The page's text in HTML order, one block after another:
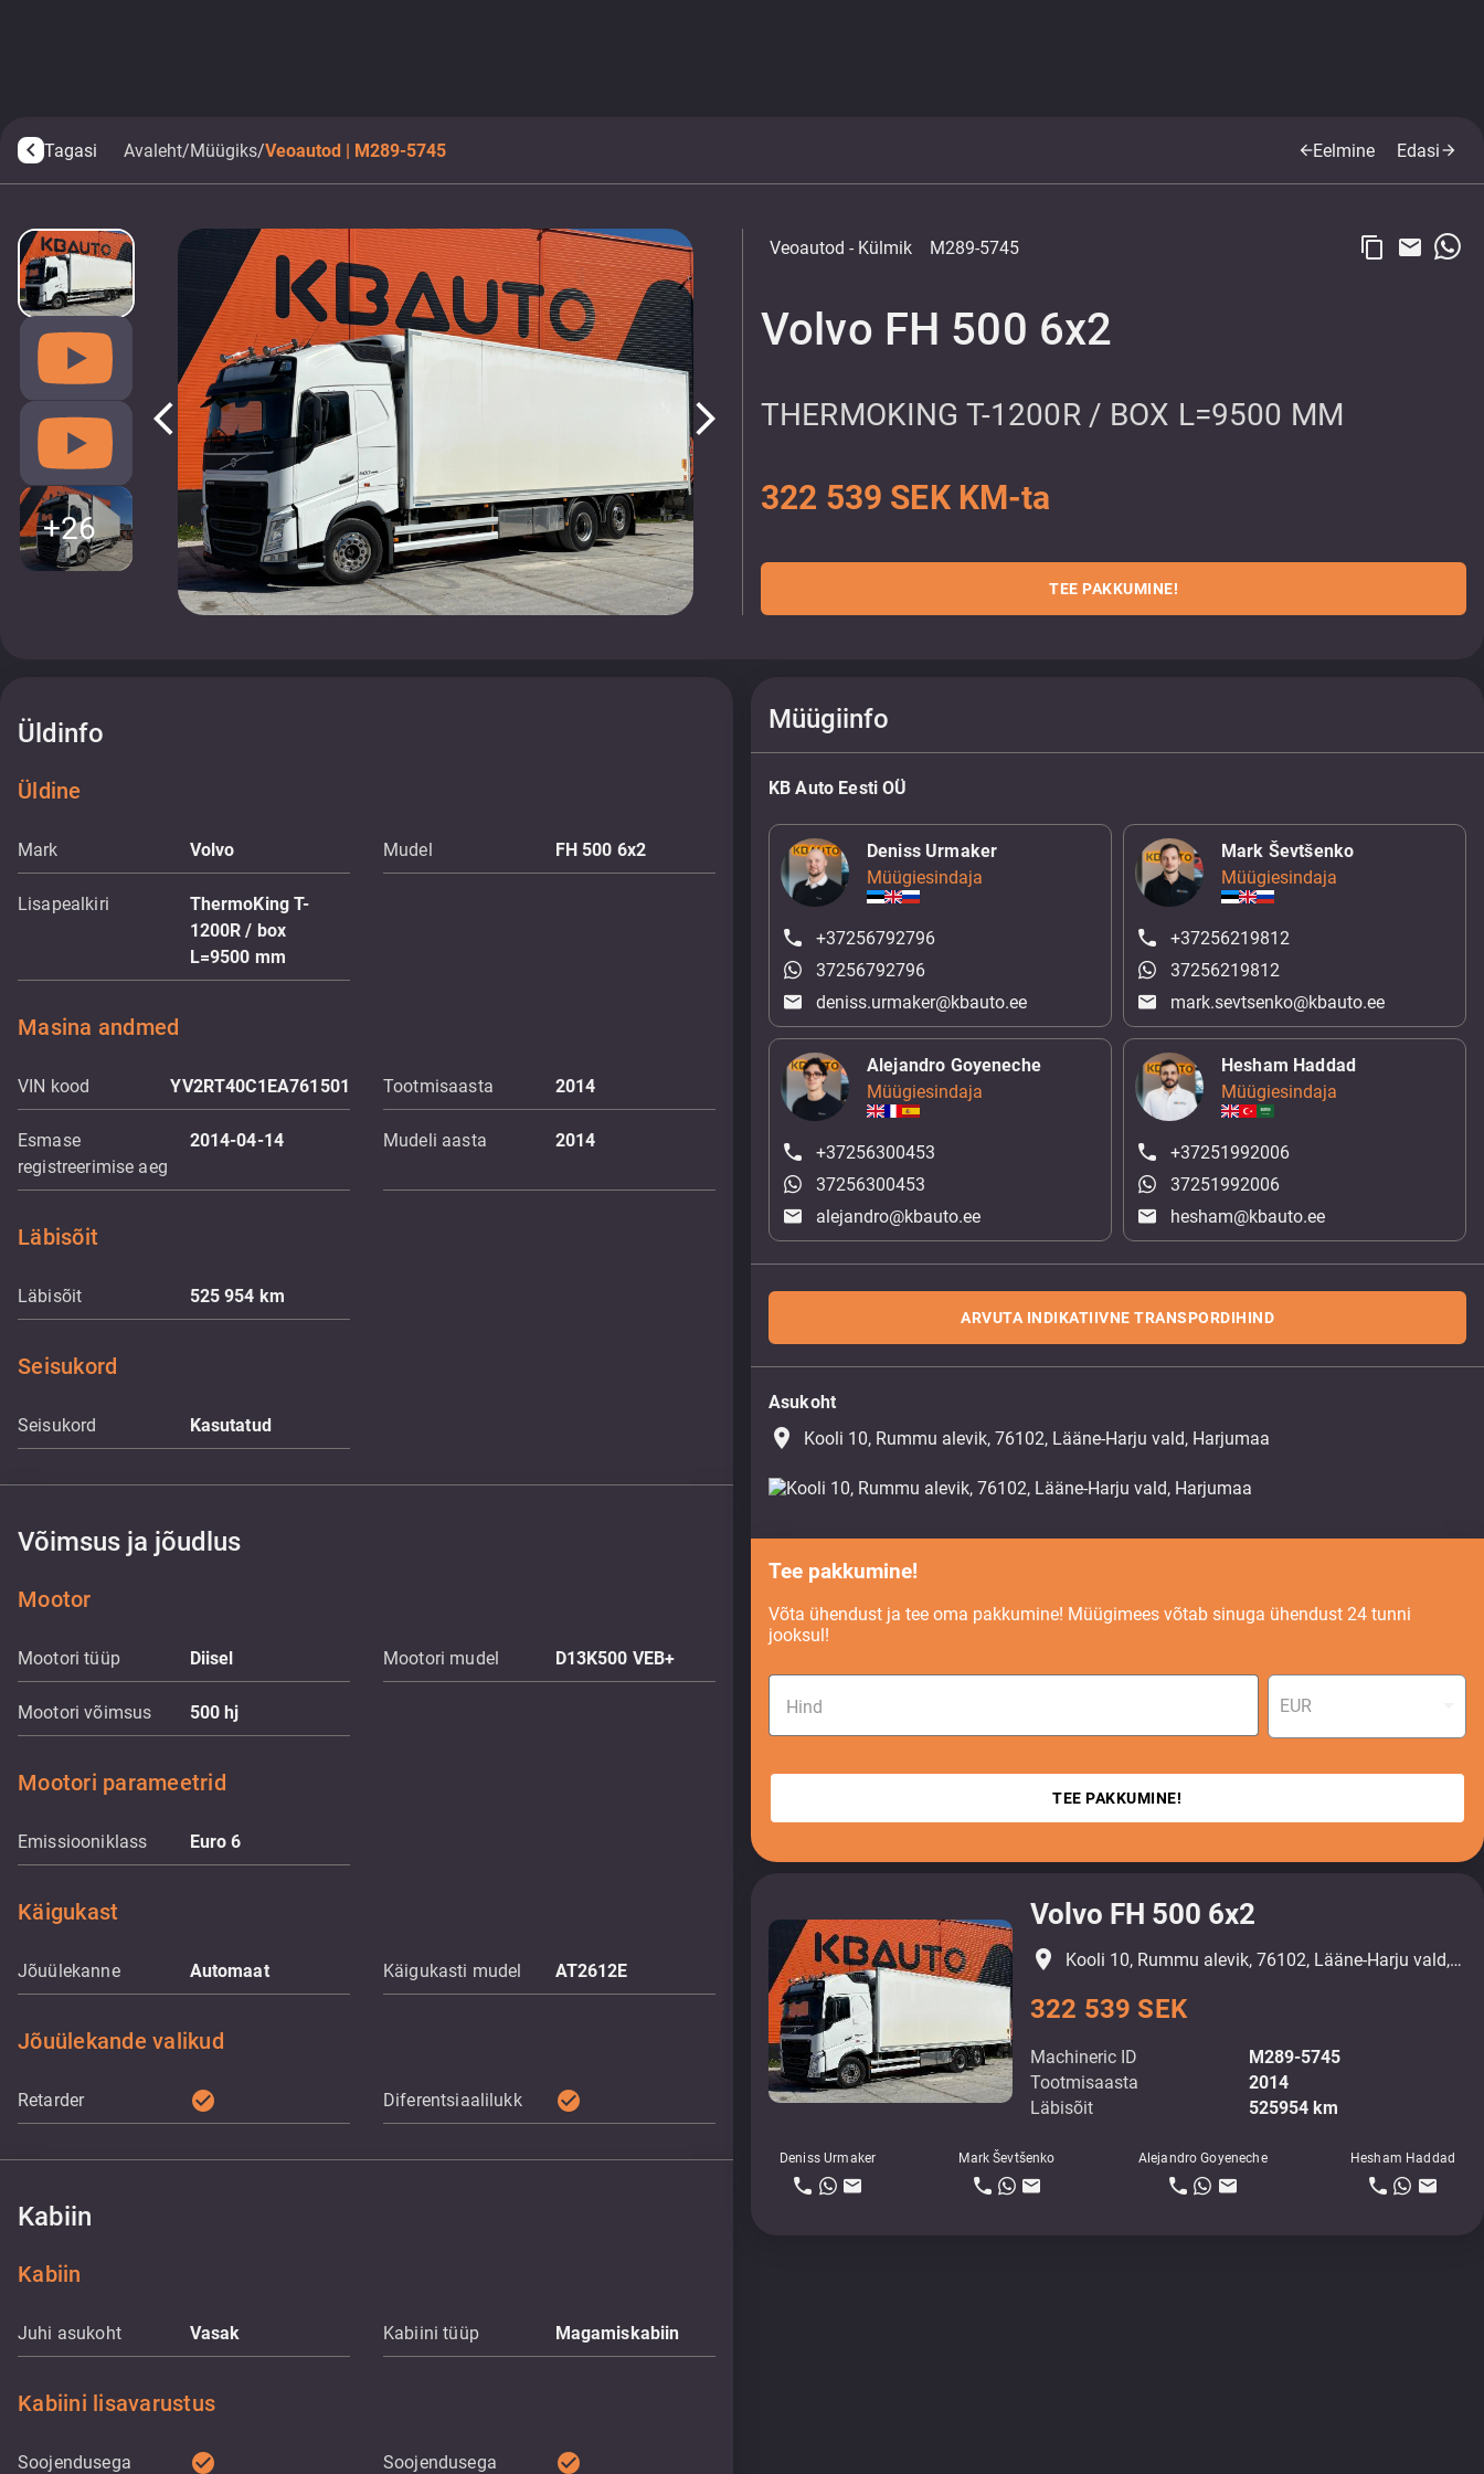
arrow_back_ios Tagasi Avaleht/Müügiks/Veoautod | M289-5745 arrow_backEelmine Edasiarrow_forward
arrow_back_ios arrow_forward_ios
+26
Veoautod - Külmik M289-5745 content_copy email
Volvo FH 500 6x2
THERMOKING T-1200R / BOX L=9500 MM
322 539 SEK KM-ta
TEE PAKKUMINE!
Üldinfo
Üldine
Mark Volvo Mudel FH 500 6x2
Lisapealkiri
ThermoKing T-
1200R / box
L=9500 mm
Masina andmed
VIN kood YV2RT40C1EA761501 Tootmisaasta 2014
Esmase
registreerimise aeg
2014-04-14 Mudeli aasta 2014
Läbisõit
Läbisõit 525 954 km
Seisukord
Seisukord Kasutatud
Võimsus ja jõudlus
Mootor
Mootori tüüp Diisel Mootori mudel D13K500 VEB+
Mootori võimsus 500hj
Mootori parameetrid
Emissiooniklass Euro 6
Käigukast
Jõuülekanne Automaat Käigukasti mudel AT2612E
Jõuülekande valikud
Retarder check_circle Diferentsiaalilukk check_circle
Kabiin
Kabiin
Juhi asukoht Vasak Kabiini tüüp Magamiskabiin
Kabiini lisavarustus
Soojendusega
check_circle
Soojendusega
check_circle
Müügiinfo
KB Auto Eesti OÜ
Deniss Urmaker
Müügiesindaja
+37256792796
37256792796
deniss.urmaker@kbauto.ee
Mark Ševtšenko
Müügiesindaja
+37256219812
37256219812
mark.sevtsenko@kbauto.ee
Alejandro Goyeneche
Müügiesindaja
+37256300453
37256300453
alejandro@kbauto.ee
Hesham Haddad
Müügiesindaja
+37251992006
37251992006
hesham@kbauto.ee
ARVUTA INDIKATIIVNE TRANSPORDIHIND
Asukoht
place Kooli 10, Rummu alevik, 76102, Lääne-Harju vald, Harjumaa
Tee pakkumine!
Võta ühendust ja tee oma pakkumine! Müügimees võtab sinuga ühendust 24 tunni
jooksul!
Hind EUR
TEE PAKKUMINE!
Volvo FH 500 6x2
Machineric ID
M289-5745
Tootmisaasta
2014
Läbisõit
525954 km
Deniss Urmaker Mark Ševtšenko Alejandro Goyeneche Hesham Haddad
322 539 SEK
place Kooli 10, Rummu alevik, 76102, Lääne-Harju vald, Harjumaa